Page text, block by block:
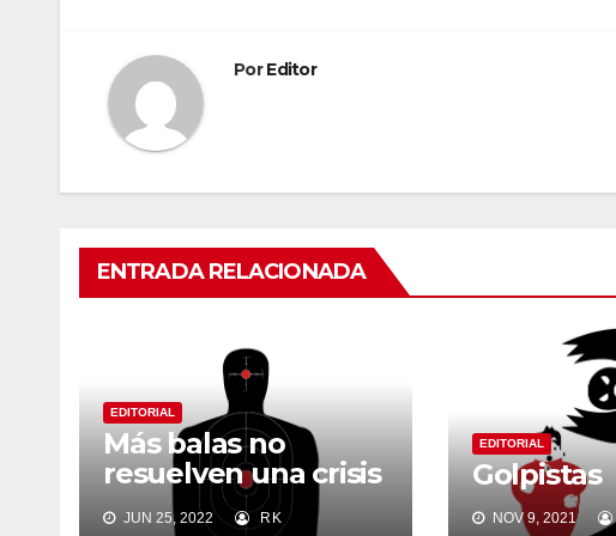
entradas
PorEditor
ENTRADA RELACIONADA
EDITORIAL
Más balas no
resuelven una crisis
política
JUN 25, 2022 RK
EDITORIAL
Golpistas
NOV 9, 2021